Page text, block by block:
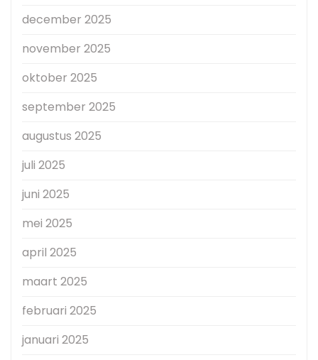
december 2025
november 2025
oktober 2025
september 2025
augustus 2025
juli 2025
juni 2025
mei 2025
april 2025
maart 2025
februari 2025
januari 2025